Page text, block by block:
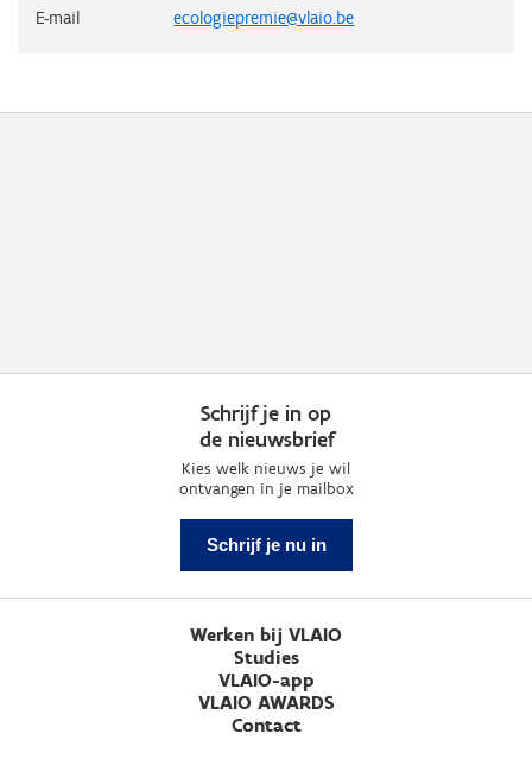
E-mail
ecologiepremie@vlaio.be
Schrijf je in op
de nieuwsbrief
Kies welk nieuws je wil
ontvangen in je mailbox
Schrijf je nu in
Werken bij VLAIO
Studies
VLAIO-app
VLAIO AWARDS
Contact